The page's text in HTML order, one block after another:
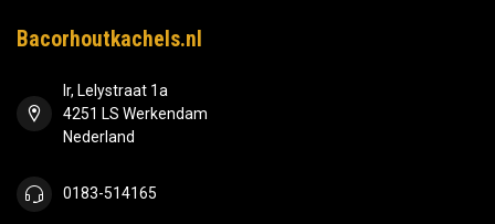
Bacorhoutkachels.nl
Ir, Lelystraat 1a
4251 LS Werkendam
Nederland
0183-514165